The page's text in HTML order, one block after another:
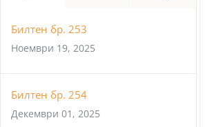
Билтен бр. 253
Ноември 19, 2025
Билтен бр. 254
Декември 01, 2025